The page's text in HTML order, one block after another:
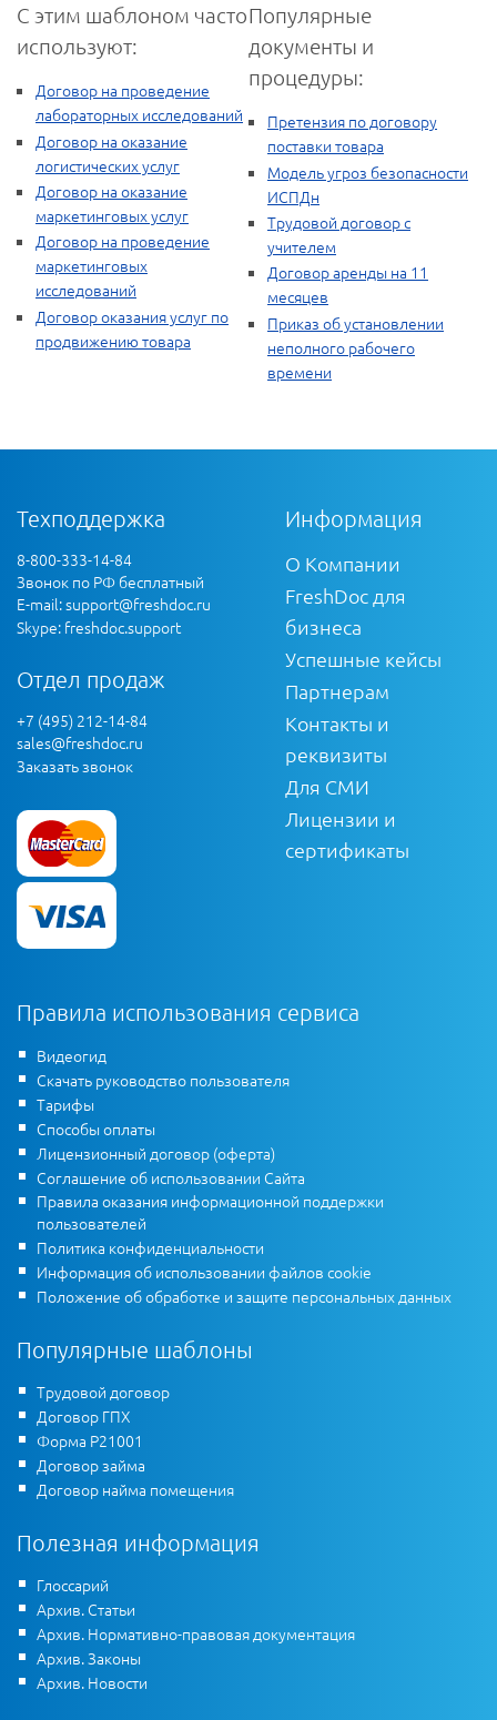
С этим шаблоном часто
используют:
Договор на проведение
лабораторных исследований
Договор на оказание
логистических услуг
Договор на оказание
маркетинговых услуг
Договор на проведение
маркетинговых
исследований
Договор оказания услуг по
продвижению товара
Популярные
документы и
процедуры:
Претензия по договору
поставки товара
Модель угроз безопасности
ИСПДн
Трудовой договор с
учителем
Договор аренды на 11
месяцев
Приказ об установлении
неполного рабочего
времени
Техподдержка
8-800-333-14-84
Звонок по РФ бесплатный
E-mail:support@freshdoc.ru
Skype: freshdoc.support
Отдел продаж
+7 (495) 212-14-84
sales@freshdoc.ru
Заказать звонок
Информация
О Компании
FreshDoc для
бизнеса
Успешные кейсы
Партнерам
Контакты и
реквизиты
Для СМИ
Лицензии и
сертификаты
Правила использования сервиса
Видеогид
Скачать руководство пользователя
Тарифы
Способы оплаты
Лицензионный договор (оферта)
Соглашение об использовании Сайта
Правила оказания информационной поддержки
пользователей
Политика конфиденциальности
Информация об использовании файлов cookie
Положение об обработке и защите персональных данных
Популярные шаблоны
Трудовой договор
Договор ГПХ
Форма Р21001
Договор займа
Договор найма помещения
Полезная информация
Глоссарий
Архив. Статьи
Архив. Нормативно-правовая документация
Архив. Законы
Архив. Новости